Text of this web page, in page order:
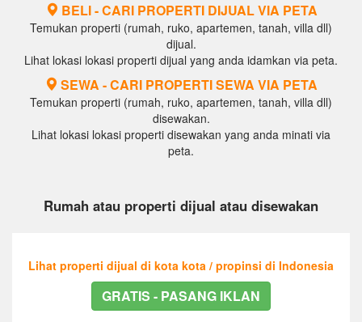
BELI - CARI PROPERTI DIJUAL VIA PETA
Temukan properti (rumah, ruko, apartemen, tanah, villa dll)
dijual.
Lihat lokasi lokasi properti dijual yang anda idamkan via peta.
SEWA - CARI PROPERTI SEWA VIA PETA
Temukan properti (rumah, ruko, apartemen, tanah, villa dll)
disewakan.
Lihat lokasi lokasi properti disewakan yang anda minati via
peta.
Rumah atau properti dijual atau disewakan
Lihat properti dijual di kota kota / propinsi di Indonesia
GRATIS - PASANG IKLAN